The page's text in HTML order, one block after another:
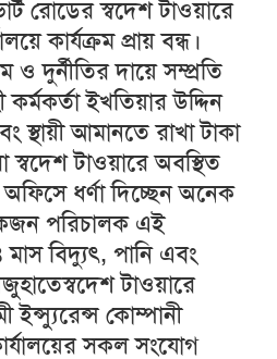
রোডের স্বদেশ টাওয়ারে
কার্যক্রম প্রায় বন্ধ।
দুর্নীতির দায়ে সম্প্রতি
কর্মকর্তা ইখতিয়ার উদ্দিন
স্থায়ী আমানতে রাখা টাকা
টাওয়ারে অবস্থিত
ধর্ণা দিচ্ছেন অনেক
পরিচালক এই
বিদ্যুৎ, পানি এবং
টাওয়ারে
ইন্স্যুরেন্স কোম্পানী
সকল সংযোগ